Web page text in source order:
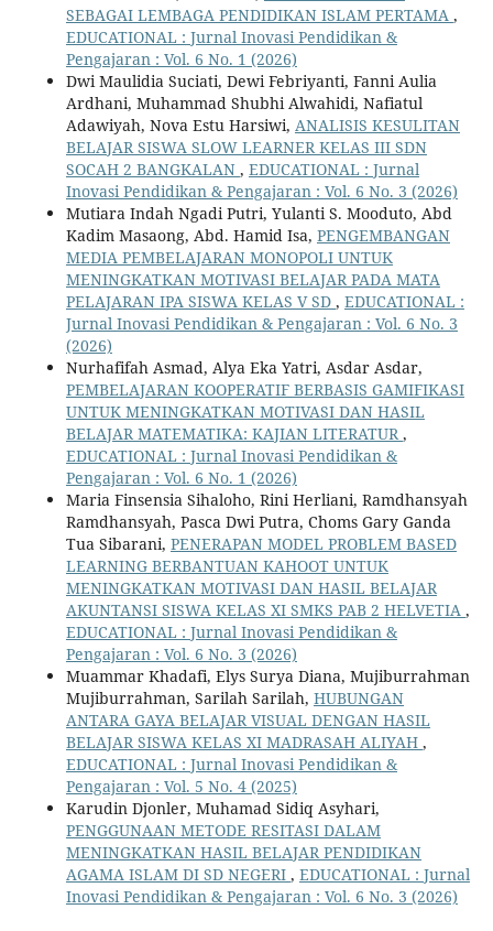
SEBAGAI LEMBAGA PENDIDIKAN ISLAM PERTAMA ,
EDUCATIONAL : Jurnal Inovasi Pendidikan &
Pengajaran : Vol. 6 No. 1 (2026)
Dwi Maulidia Suciati, Dewi Febriyanti, Fanni Aulia
Ardhani, Muhammad Shubhi Alwahidi, Nafiatul
Adawiyah, Nova Estu Harsiwi, ANALISIS KESULITAN
BELAJAR SISWA SLOW LEARNER KELAS III SDN
SOCAH 2 BANGKALAN , EDUCATIONAL : Jurnal
Inovasi Pendidikan & Pengajaran : Vol. 6 No. 3 (2026)
Mutiara Indah Ngadi Putri, Yulanti S. Mooduto, Abd
Kadim Masaong, Abd. Hamid Isa, PENGEMBANGAN
MEDIA PEMBELAJARAN MONOPOLI UNTUK
MENINGKATKAN MOTIVASI BELAJAR PADA MATA
PELAJARAN IPA SISWA KELAS V SD , EDUCATIONAL :
Jurnal Inovasi Pendidikan & Pengajaran : Vol. 6 No. 3
(2026)
Nurhafifah Asmad, Alya Eka Yatri, Asdar Asdar,
PEMBELAJARAN KOOPERATIF BERBASIS GAMIFIKASI
UNTUK MENINGKATKAN MOTIVASI DAN HASIL
BELAJAR MATEMATIKA: KAJIAN LITERATUR,
EDUCATIONAL : Jurnal Inovasi Pendidikan &
Pengajaran : Vol. 6 No. 1 (2026)
Maria Finsensia Sihaloho, Rini Herliani, Ramdhansyah
Ramdhansyah, Pasca Dwi Putra, Choms Gary Ganda
Tua Sibarani, PENERAPAN MODEL PROBLEM BASED
LEARNING BERBANTUAN KAHOOT UNTUK
MENINGKATKAN MOTIVASI DAN HASIL BELAJAR
AKUNTANSI SISWA KELAS XI SMKS PAB 2 HELVETIA ,
EDUCATIONAL : Jurnal Inovasi Pendidikan &
Pengajaran : Vol. 6 No. 3 (2026)
Muammar Khadafi, Elys Surya Diana, Mujiburrahman
Mujiburrahman, Sarilah Sarilah, HUBUNGAN
ANTARA GAYA BELAJAR VISUAL DENGAN HASIL
BELAJAR SISWA KELAS XI MADRASAH ALIYAH ,
EDUCATIONAL : Jurnal Inovasi Pendidikan &
Pengajaran : Vol. 5 No. 4 (2025)
Karudin Djonler, Muhamad Sidiq Asyhari,
PENGGUNAAN METODE RESITASI DALAM
MENINGKATKAN HASIL BELAJAR PENDIDIKAN
AGAMA ISLAM DI SD NEGERI , EDUCATIONAL : Jurnal
Inovasi Pendidikan & Pengajaran : Vol. 6 No. 3 (2026)